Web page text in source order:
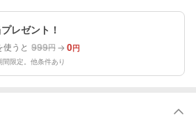
レゼント！
使うと 999円 0円
限定。他条件あり